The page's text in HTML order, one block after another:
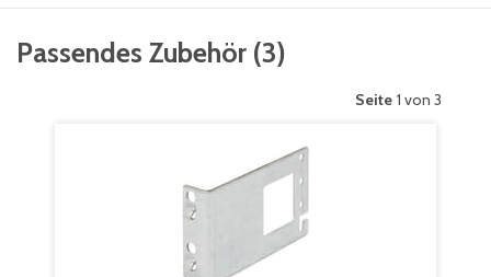
Passendes Zubehör (3)
Seite 1 von 3